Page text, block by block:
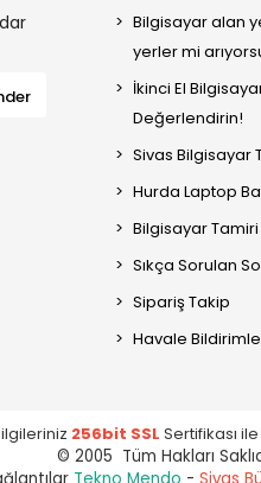
Bilgisayar alan
yerler mi
İkinci El
Değerlendirin!
Sivas Bilgisayar
Hurda Laptop
Bilgisayar Tamiri
Sıkça Sorulan
Sipariş Takip
Havale
256bit SSL Sertifikası
© 2005 Tüm Hakları